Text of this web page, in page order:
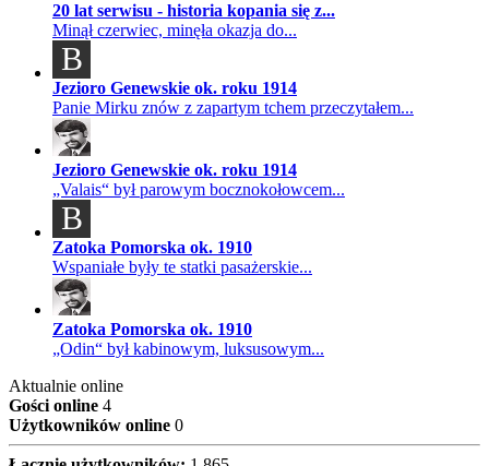
20 lat serwisu - historia kopania się z...
Minął czerwiec, minęła okazja do...
B
Jezioro Genewskie ok. roku 1914
Panie Mirku znów z zapartym tchem przeczytałem...
Jezioro Genewskie ok. roku 1914
„Valais“ był parowym bocznokołowcem...
B
Zatoka Pomorska ok. 1910
Wspaniałe były te statki pasażerskie...
Zatoka Pomorska ok. 1910
„Odin“ był kabinowym, luksusowym...
Aktualnie online
Gości online 4
Użytkowników online 0